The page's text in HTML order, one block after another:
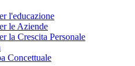
l'educazione
le Aziende
la Crescita Personale
Concettuale